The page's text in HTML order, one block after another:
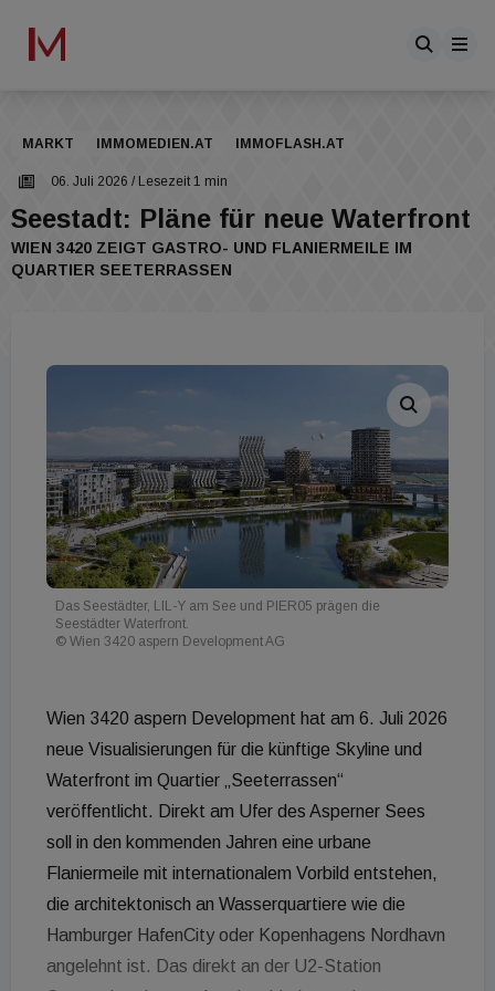
MARKT IMMOMEDIEN.AT IMMOFLASH.AT
06. Juli 2026 / Lesezeit 1 min
Seestadt: Pläne für neue Waterfront
WIEN 3420 ZEIGT GASTRO- UND FLANIERMEILE IM
QUARTIER SEETERRASSEN
Das Seestädter, LIL-Y am See und PIER05 prägen die
Seestädter Waterfront.
© Wien 3420 aspern Development AG
Wien 3420 aspern Development hat am 6. Juli 2026
neue Visualisierungen für die künftige Skyline und
Waterfront im Quartier „Seeterrassen“
veröffentlicht. Direkt am Ufer des Asperner Sees
soll in den kommenden Jahren eine urbane
Flaniermeile mit internationalem Vorbild entstehen,
die architektonisch an Wasserquartiere wie die
Hamburger HafenCity oder Kopenhagens Nordhavn
angelehnt ist. Das direkt an der U2-Station